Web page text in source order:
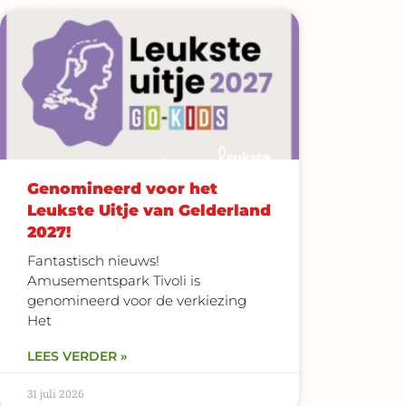
Genomineerd voor het
Leukste Uitje van Gelderland
2027!
Fantastisch nieuws!
Amusementspark Tivoli is
genomineerd voor de verkiezing
Het
LEES VERDER »
31 juli 2026